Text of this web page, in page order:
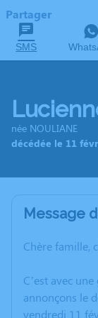
Partager
SMS
née NOULIANE
décédée le 11
Message
Chère famille,
C’est avec
annonçons le
vendredi 11